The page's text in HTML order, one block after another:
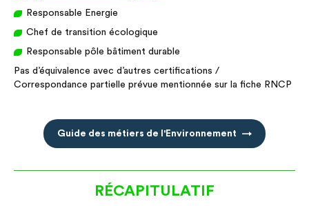
Responsable Energie
Chef de transition écologique
Responsable pôle bâtiment durable
Pas d’équivalence avec d’autres certifications /
Correspondance partielle prévue mentionnée sur la fiche RNCP
Guide des métiers de l'Environnement
RÉCAPITULATIF